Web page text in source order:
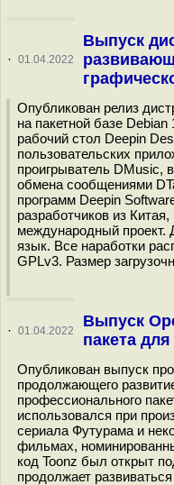
· 01.04.2022
Выпуск
Опубликован релиз
на пакетной базе
рабочий стол Deepin
пользовательских
проигрыватель DMusic,
обмена сообщениями
программ Deepin
разработчиков из
международный проект.
язык. Все наработки
GPLv3. Размер
· 01.04.2022
Выпуск
пакета
Опубликован выпуск
продолжающего
профессионального
использовался при
сериала Футурама и
фильмах,
код Toonz был открыт
продолжает